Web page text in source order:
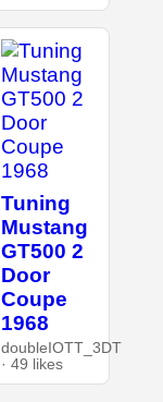
Tuning
Mustang
GT500 2
Door
Coupe
1968
doubleIOTT_3DT
· 49 likes